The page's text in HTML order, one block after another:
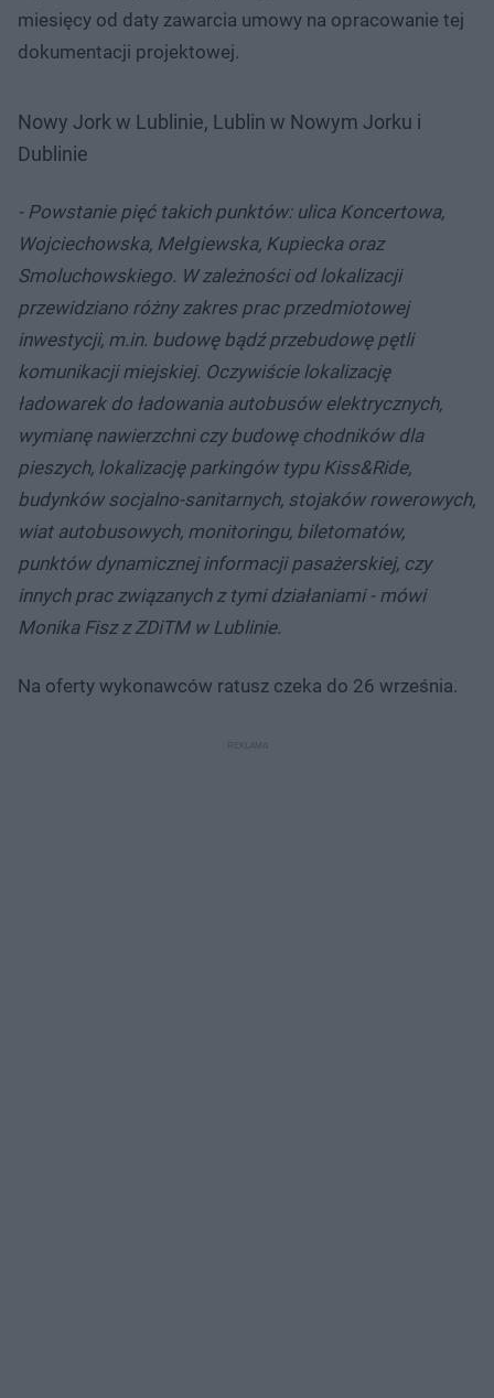
miesięcy od daty zawarcia umowy na opracowanie tej
dokumentacji projektowej.
Nowy Jork w Lublinie, Lublin w Nowym Jorku i
Dublinie
- Powstanie pięć takich punktów: ulica Koncertowa,
Wojciechowska, Mełgiewska, Kupiecka oraz
Smoluchowskiego. W zależności od lokalizacji
przewidziano różny zakres prac przedmiotowej
inwestycji, m.in. budowę bądź przebudowę pętli
komunikacji miejskiej. Oczywiście lokalizację
ładowarek do ładowania autobusów elektrycznych,
wymianę nawierzchni czy budowę chodników dla
pieszych, lokalizację parkingów typu Kiss&Ride,
budynków socjalno-sanitarnych, stojaków rowerowych,
wiat autobusowych, monitoringu, biletomatów,
punktów dynamicznej informacji pasażerskiej, czy
innych prac związanych z tymi działaniami - mówi
Monika Fisz z ZDiTM w Lublinie.
Na oferty wykonawców ratusz czeka do 26 września.